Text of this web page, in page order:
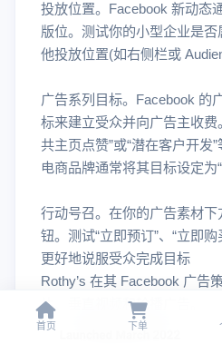
投放位置。Facebook 新动态
版位。测试你的小型企业是
他投放位置(如右侧栏或
广告系列目标。Facebook 的
标来建立受众并向广告主收费
共主页点赞”或“潜在客户开发
电商品牌通常将其目标设定为
行动号召。在你的广告素材
钮。测试“立即预订”、“立即购
更好地说服受众完成目标
Rothy’s 在其 Facebook 广告
片、垂直视频和轮播广告。
首页 下单